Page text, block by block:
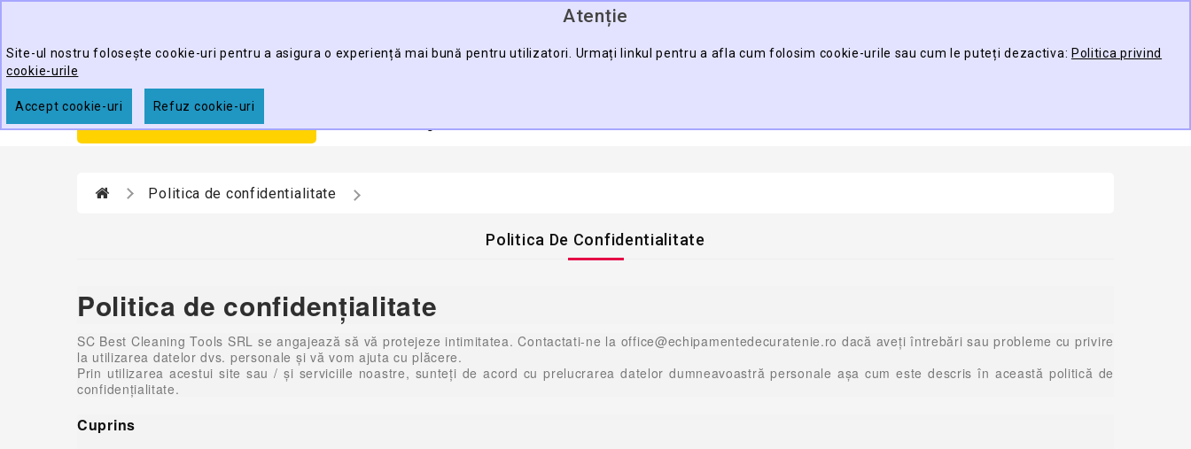
Atenție
Site-ul nostru folosește cookie-uri pentru a asigura o experiență mai bună pentru utilizatori. Urmați linkul pentru a afla cum folosim cookie-urile sau cum le puteți dezactiva: Politica privind
cookie-urile
Accept cookie-uri Refuz cookie-uri
CATEGORII
Politica de confidentialitate
Politica De Confidentialitate
Politica de confidenţialitate
SC Best Cleaning Tools SRL se angajează să vă protejeze intimitatea. Contactati-ne la office@echipamentedecuratenie.ro dacă aveți întrebări sau probleme cu privire
la utilizarea datelor dvs. personale și vă vom ajuta cu plăcere.
Prin utilizarea acestui site sau / şi serviciile noastre, sunteţi de acord cu prelucrarea datelor dumneavoastră personale aşa cum este descris în această politică de
confidenţialitate.
Cuprins